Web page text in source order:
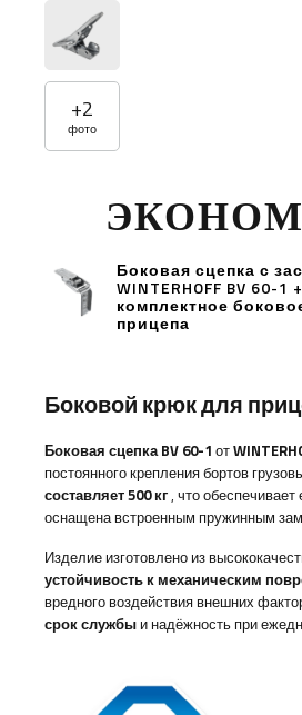
+2
фото
Боковая сцепка с
WINTERHOFF BV 60-1
комплектное
прицепа
Боковой крюк для
Боковая сцепка BV 60-1 от
постоянного крепления бортов
составляет 500 кг, что
оснащена встроенным пружинным
Изделие изготовлено из
устойчивость к механическим
вредного воздействия внешних
срок службы и надёжность при